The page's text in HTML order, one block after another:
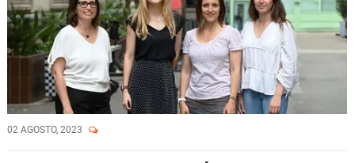
02 AGOSTO, 2023